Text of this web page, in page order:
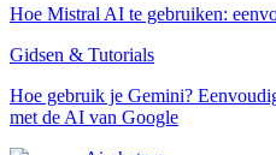
Hoe Mistral AI te gebruiken:
Gidsen & Tutorials
Hoe gebruik je Gemini?
met de AI van Google